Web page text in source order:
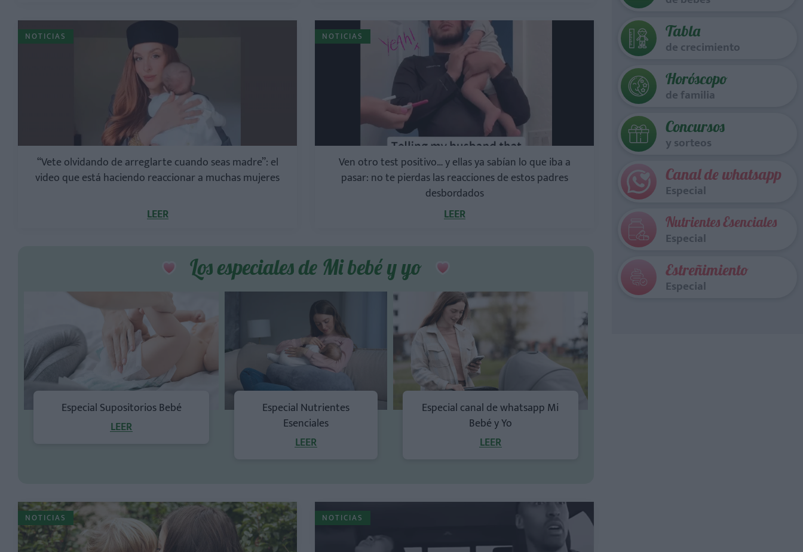
NOTICIAS
“Vete olvidando de arreglarte cuando seas madre”: el
video que está haciendo reaccionar a muchas mujeres
LEER
NOTICIAS
Ven otro test positivo… y ellas ya sabían lo que iba a
pasar: no te pierdas las reacciones de estos padres
desbordados
LEER
Los especiales de Mi bebé y yo
Especial Supositorios Bebé
LEER
Especial Nutrientes
Esenciales
LEER
Especial canal de whatsapp Mi
Bebé y Yo
LEER
NOTICIAS NOTICIAS
Tabla
de crecimiento
Horóscopo
de familia
Concursos
y sorteos
Canal de whatsapp
Especial
Nutrientes Esenciales
Especial
Estreñimiento
Especial